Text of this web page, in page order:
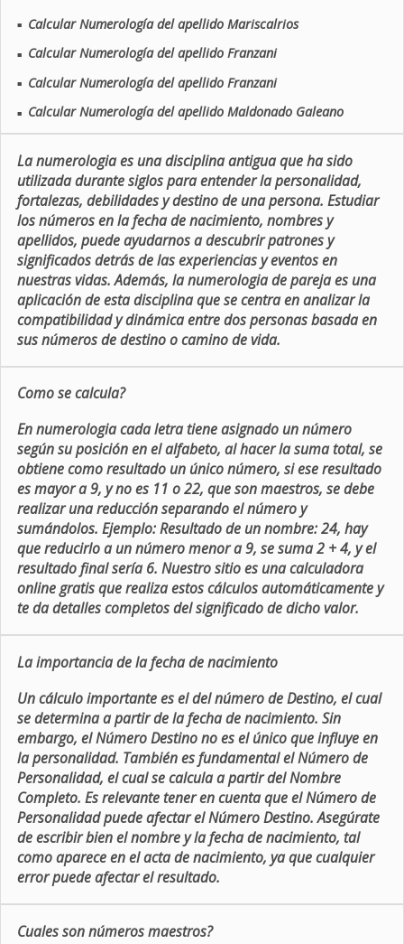
■ Calcular Numerología del apellido Mariscalrios
■ Calcular Numerología del apellido Franzani
■ Calcular Numerología del apellido Franzani
■ Calcular Numerología del apellido Maldonado Galeano
La numerologia es una disciplina antigua que ha sido
utilizada durante siglos para entender la personalidad,
fortalezas, debilidades y destino de una persona. Estudiar
los números en la fecha de nacimiento, nombres y
apellidos, puede ayudarnos a descubrir patrones y
significados detrás de las experiencias y eventos en
nuestras vidas. Además, la numerologia de pareja es una
aplicación de esta disciplina que se centra en analizar la
compatibilidad y dinámica entre dos personas basada en
sus números de destino o camino de vida.
Como se calcula?
En numerologia cada letra tiene asignado un número
según su posición en el alfabeto, al hacer la suma total, se
obtiene como resultado un único número, si ese resultado
es mayor a 9, y no es 11 o 22, que son maestros, se debe
realizar una reducción separando el número y
sumándolos. Ejemplo: Resultado de un nombre: 24, hay
que reducirlo a un número menor a 9, se suma 2 + 4, y el
resultado final sería 6. Nuestro sitio es una calculadora
online gratis que realiza estos cálculos automáticamente y
te da detalles completos del significado de dicho valor.
La importancia de la fecha de nacimiento
Un cálculo importante es el del número de Destino, el cual
se determina a partir de la fecha de nacimiento. Sin
embargo, el Número Destino no es el único que influye en
la personalidad. También es fundamental el Número de
Personalidad, el cual se calcula a partir del Nombre
Completo. Es relevante tener en cuenta que el Número de
Personalidad puede afectar el Número Destino. Asegúrate
de escribir bien el nombre y la fecha de nacimiento, tal
como aparece en el acta de nacimiento, ya que cualquier
error puede afectar el resultado.
Cuales son números maestros?